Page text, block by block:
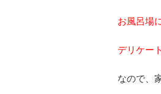
お風呂場
デリケー
なので、